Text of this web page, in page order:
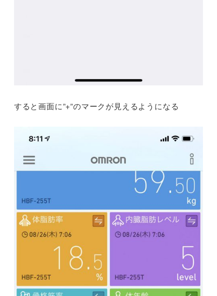
すると画面に”+”のマークが見えるようになる